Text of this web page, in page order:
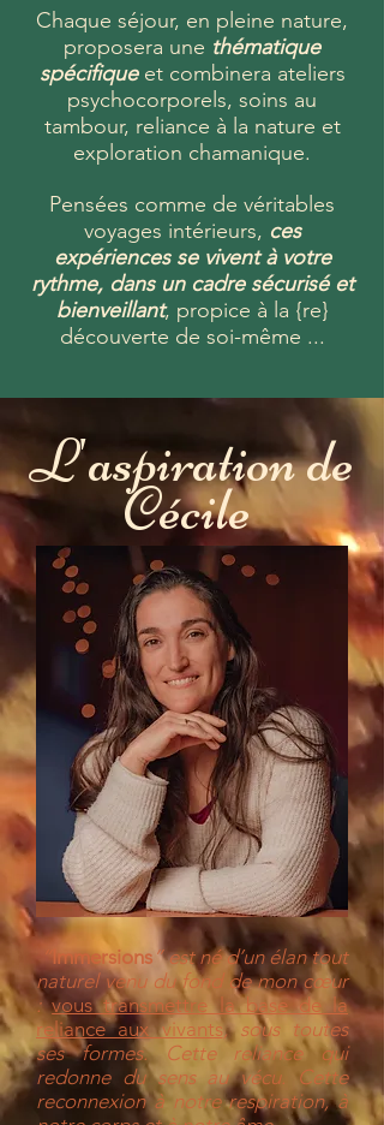
Chaque séjour, en pleine nature,
proposera une thématique
spécifiqueet combinera ateliers
psychocorporels, soins au
tambour, reliance à la nature et
exploration chamanique.
Pensées comme de véritables
voyages intérieurs, ces
expériences se vivent à votre
rythme, dans un cadre sécurisé et
bienveillant, propice à la {re}
découverte de soi-même ...
L'aspiration de
Cécile
“Immersions ” est né d’un élan tout
naturel venu du fond de mon cœur
:vous transmettre la base de la
reliance aux vivants, sous toutes
ses formes. Cette reliance qui
redonne du sens au vécu. Cette
reconnexion à notre respiration, à